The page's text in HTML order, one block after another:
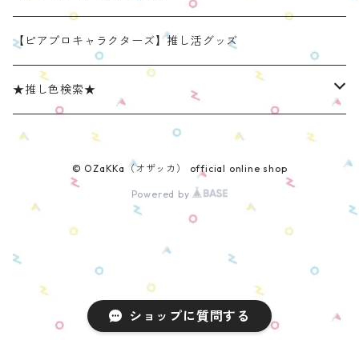
ショップに質問する
スタンダード (本体の高さ：約16cm）
ミニ(本体の高さ：約12cm)
ラウンド（丸型 2025年11月リニューアルモデル）
スクエア（四角型 2025年11月発売モデル）
缶バッジケース
ねこみみ缶バッジケース スタンダードカラー
ねこみみ缶バッジケース パールカラー
ねこみみ缶バッジケース メタリックカラー
リラックマ 缶バッジケース
推しごとショルダーパッド
リラックマモデル 推しごとショルダーパッド
【新モデル】推しごとショルダーパッド
推しごと現場トート
リラックマモデル 推しごと現場トート
【新モデル】キャンバスタイプ
【新モデル】フェイクレザータイプ
【リラックマ】推し活グッズ
【ピアプロキャラクターズ】推し活グッズ
肩乗りぬいぐるみショルダーパッド
リラックマモデル 肩乗りぬいぐるみショルダーパッド
推し活♡２WAYフォトカードホルダー
スタンダード (本体の高さ：約16cm）
ミニ (本体の高さ：約12cm）
リラックマ ぬい活アイテム
うさみみ缶バッジケース
リラックマ 缶バッジケース
ねこみみロゼットバッグチャーム
【ピアプロキャラクターズ】推し活グッズ
★推し色検索★
レッド系
オレンジ系
イエロー系
グリーン系
ブルー系
© OZaKKa（オザッカ） official online shop
Powered by